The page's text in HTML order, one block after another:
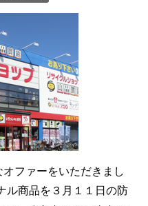
ファーをいただきまし
ル商品を３月１１日の防